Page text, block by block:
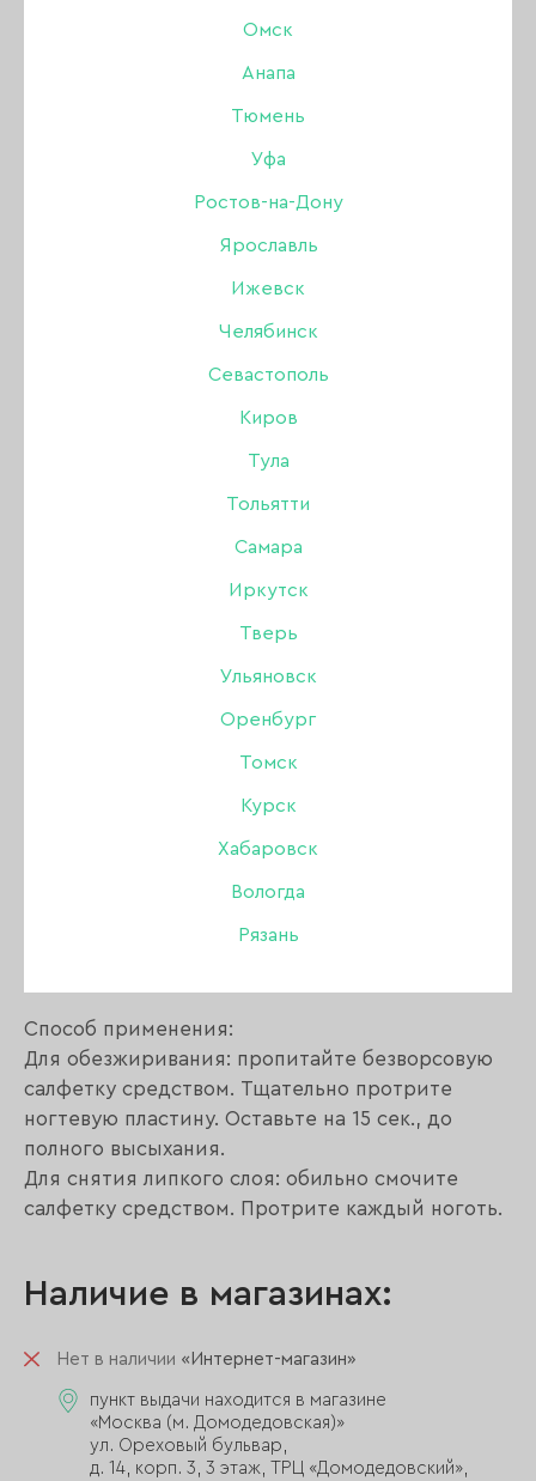
Омск
Анапа
Тюмень
Уфа
Ростов-на-Дону
Ярославль
Ижевск
Челябинск
Севастополь
Киров
Тула
Тольятти
Самара
Иркутск
Тверь
Ульяновск
Оренбург
Томск
Курск
Хабаровск
Вологда
Рязань
Жидкость 5в1 O'Nail
универсальный
обезжириватель, 105
Нет в интернет-магазине
средство идеально подготавливает ногти для
нанесения декоративного покрытия.
дегидрирует ногтевую пластину. Усиливает
сцепление материалов, помогает
кромке. Увеличивает стойкость покрытия,
продлевая его срок службы. Специальный
формула с мягким ароматом сделает
Способ применения:
Для обезжиривания: пропитайте безворсовую
салфетку средством. Тщательно протрите
ногтевую пластину. Оставьте на 15 сек., до
полного высыхания.
Для снятия липкого слоя: обильно смочите
салфетку средством. Протрите каждый ноготь.
Наличие в магазинах:
Нет в наличии «Интернет-магазин»
пункт выдачи находится в магазине
«Москва (м. Домодедовская)»
ул. Ореховый бульвар,
д. 14, корп. 3, 3 этаж, ТРЦ «Домодедовский»,